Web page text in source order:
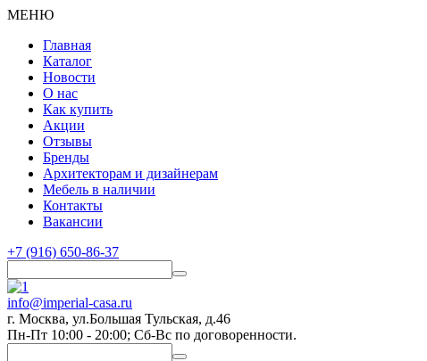
МЕНЮ
Главная
Каталог
Новости
О нас
Как купить
Акции
Отзывы
Бренды
Архитекторам и дизайнерам
Мебель в наличии
Контакты
Вакансии
+7 (916) 650-86-37
info@imperial-casa.ru
г. Москва, ул.Большая Тульская, д.46
Пн-Пт 10:00 - 20:00; Сб-Вс по договоренности.